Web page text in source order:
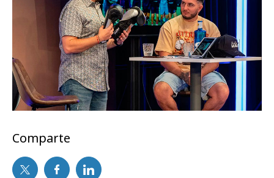
Comparte